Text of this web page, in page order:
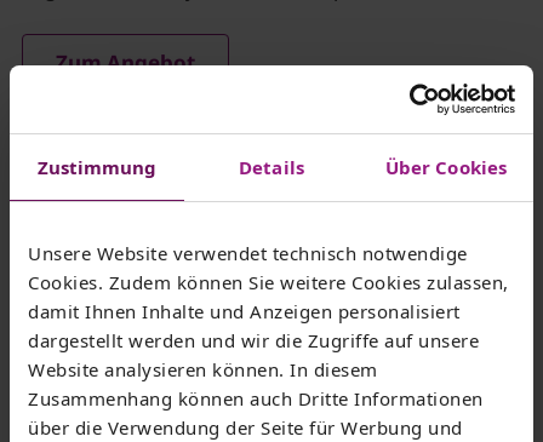
Zustimmung Details Über Cookies
Unsere Website verwendet technisch notwendige
Cookies. Zudem können Sie weitere Cookies zulassen,
damit Ihnen Inhalte und Anzeigen personalisiert
dargestellt werden und wir die Zugriffe auf unsere
Website analysieren können. In diesem
Zusammenhang können auch Dritte Informationen
über die Verwendung der Seite für Werbung und
Zum Angebot